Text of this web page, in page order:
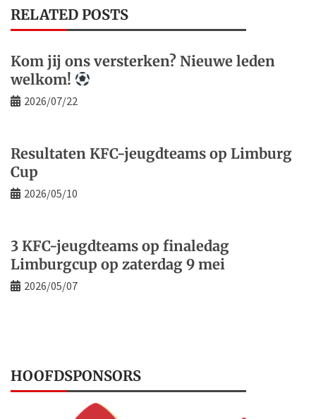
RELATED POSTS
Kom jij ons versterken? Nieuwe leden
welkom!
2026/07/22
Resultaten KFC-jeugdteams op Limburg
Cup
2026/05/10
3 KFC-jeugdteams op finaledag
Limburgcup op zaterdag 9 mei
2026/05/07
HOOFDSPONSORS